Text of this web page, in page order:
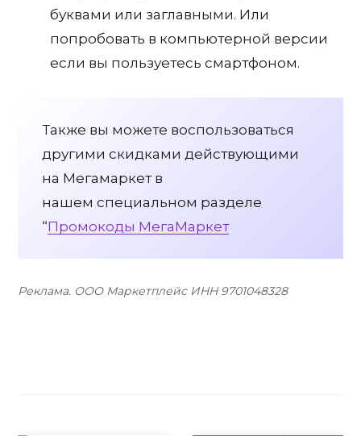
буквами или заглавными. Или
попробовать в компьютерной версии
если вы пользуетесь смартфоном.
Также вы можете воспользоваться
другими скидками действующими
на Мегамаркет в
нашем специальном разделе
“Промокоды МегаМаркет
Реклама. ООО Маркетплейс ИНН 9701048328